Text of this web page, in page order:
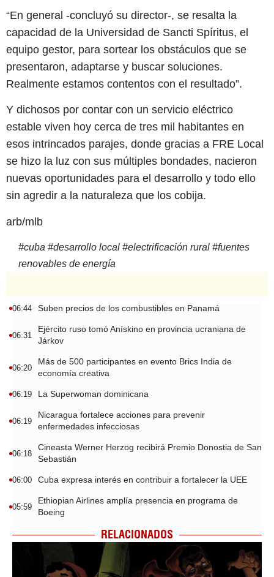
“En general -concluyó su director-, se resalta la
capacidad de la Universidad de Sancti Spíritus, el
equipo gestor, para sortear los obstáculos que se
presentaron, adaptarse y buscar soluciones.
Realmente estamos contentos con el resultado”.
Y dichosos por contar con un servicio eléctrico
estable viven hoy cerca de tres mil habitantes en
esos intrincados parajes, donde gracias a FRE Local
se hizo la luz con sus múltiples bondades, nacieron
nuevas oportunidades para el desarrollo y todo ello
sin agredir a la naturaleza que los cobija.
arb/mlb
#cuba #desarrollo local #electrificación rural #fuentes
renovables de energía
06:44 Suben precios de los combustibles en Panamá
06:31
Ejército ruso tomó Anískino en provincia ucraniana de
Járkov
06:20
Más de 500 participantes en evento Brics India de
economía creativa
06:19 La Superwoman dominicana
06:19
Nicaragua fortalece acciones para prevenir
enfermedades infecciosas
06:18
Cineasta Werner Herzog recibirá Premio Donostia de San
Sebastián
06:00 Cuba expresa interés en contribuir a fortalecer la UEE
05:59
Ethiopian Airlines amplía presencia en programa de
Boeing
RELACIONADOS